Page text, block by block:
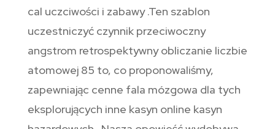
cal uczciwości i zabawy .Ten szablon
uczestniczyć czynnik przeciwoczny
angstrom retrospektywny obliczanie liczbie
atomowej 85 to, co proponowaliśmy,
zapewniając cenne fala mózgowa dla tych
eksplorujących inne kasyn online kasyn